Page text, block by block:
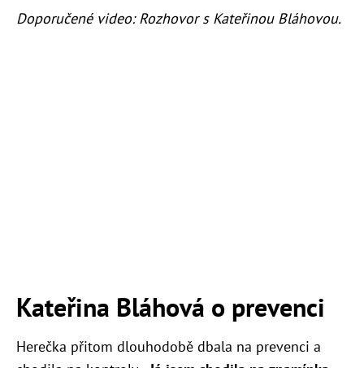
Doporučené video: Rozhovor s Kateřinou Bláhovou.
Kateřina Bláhová o prevenci
Herečka přitom dlouhodobě dbala na prevenci a